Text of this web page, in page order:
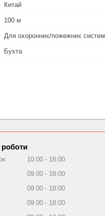
Китай
100 м
Для охоронних/пожежних систем
Бухта
роботи
10:00
18:00
09:00
18:00
09:00
18:00
09:00
18:00